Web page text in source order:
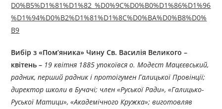
D0%B5%D1%81%D1%82_%D0%9C%D0%B0%D1%86%D1%96
%D1%94%D0%B2%D1%81%D1%8C%D0%BA%D0%B8%D0%
B9
Вибір з «Пом’яника» Чину Св. Василія Великого –
квітень – 19квітня 1885 упокоївся о. Модест Мацєєвський,
радник, перший радник і протоігумен Галицької Провінції;
директор школи в Бучачі; член «Руської Ради», «Галицько-
Руської Матици», «Академічного Кружка»; виготовляв